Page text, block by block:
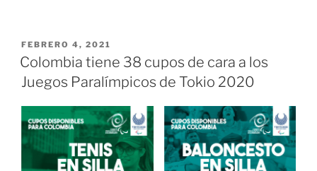
estrategia
de
Salud
Pública
de
tomas
de
PUBLICADO
EL
FEBRERO 4, 2021
Colombia tiene 38 cupos de cara a los
Juegos Paralímpicos de Tokio 2020